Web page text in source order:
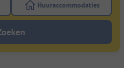
staanplaatsen om te zoeken
Gebruik de
Huuraccommodaties